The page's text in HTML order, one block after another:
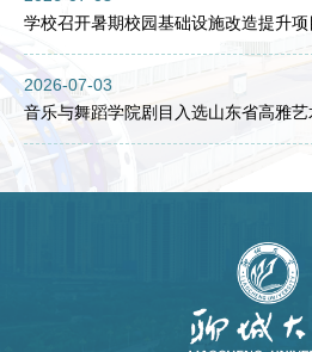
学校召开暑期校园基础设施改造提升
2026-07-03
音乐与舞蹈学院剧目入选山东省高雅艺